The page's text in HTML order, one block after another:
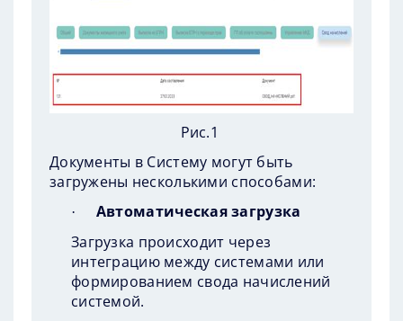
Рис.1
Документы в Систему могут быть
загружены несколькими способами:
·
Автоматическая загрузка
Загрузка происходит через
интеграцию между системами или
формированием свода начислений
системой.